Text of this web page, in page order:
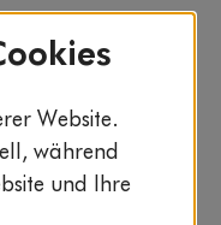
um
Website.
während
und Ihre